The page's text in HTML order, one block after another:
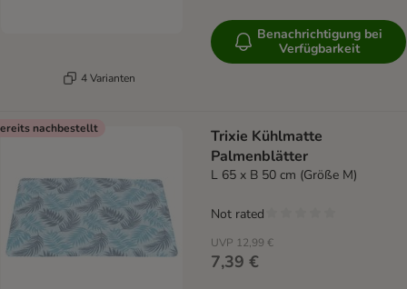
4 Varianten
Benachrichtigung bei
Verfügbarkeit
nachbestellt
Trixie Kühlmatte
Palmenblätter
L 65 x B 50 cm (Größe M)
UVP 12,99 €
7,39 €
Not rated